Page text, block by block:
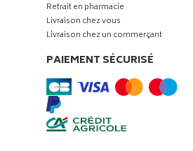
Retrait en pharmacie
Livraison chez vous
Livraison chez un commerçant
PAIEMENT SÉCURISÉ